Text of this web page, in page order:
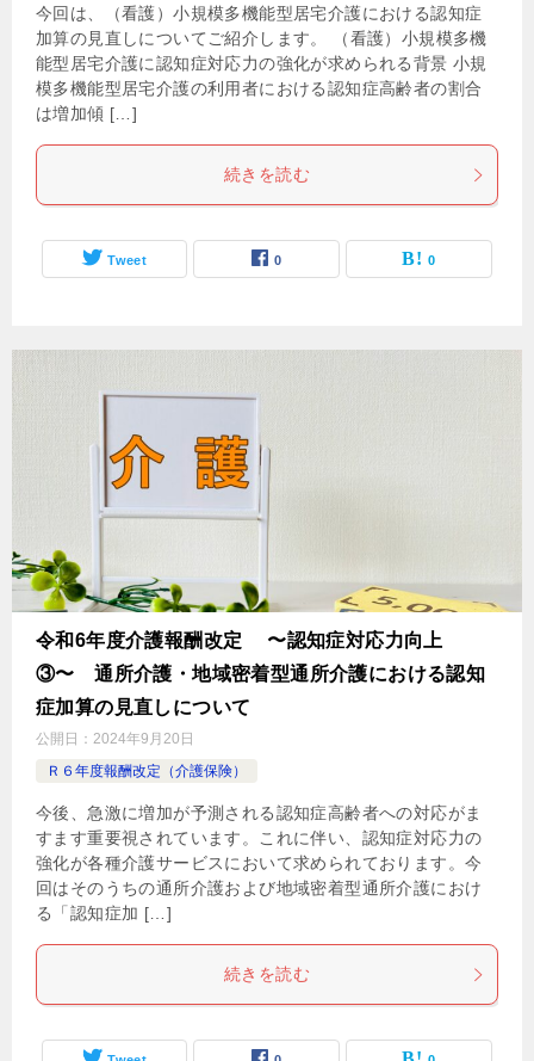
今回は、（看護）小規模多機能型居宅介護における認知症
加算の見直しについてご紹介します。 （看護）小規模多機
能型居宅介護に認知症対応力の強化が求められる背景 小規
模多機能型居宅介護の利用者における認知症高齢者の割合
は増加傾 […]
続きを読む
Tweet 0 0
令和6年度介護報酬改定 〜認知症対応力向上
③〜 通所介護・地域密着型通所介護における認知
症加算の見直しについて
公開日： 2024年9月20日
Ｒ６年度報酬改定（介護保険）
今後、急激に増加が予測される認知症高齢者への対応がま
すます重要視されています。これに伴い、認知症対応力の
強化が各種介護サービスにおいて求められております。今
回はそのうちの通所介護および地域密着型通所介護におけ
る「認知症加 […]
続きを読む